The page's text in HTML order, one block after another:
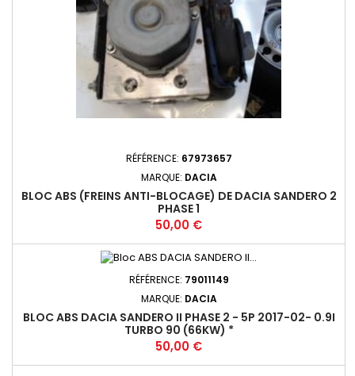
RÉFÉRENCE: 67973657
MARQUE: DACIA
BLOC ABS (FREINS ANTI-BLOCAGE) DE DACIA SANDERO 2
PHASE 1
Prix
50,00 €
RÉFÉRENCE: 79011149
MARQUE: DACIA
BLOC ABS DACIA SANDERO II PHASE 2 - 5P 2017-02- 0.9I
TURBO 90 (66KW) *
Prix
50,00 €